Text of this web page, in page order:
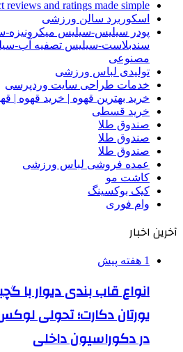
reviews and ratings made simple
اسکوربرد سالن ورزشی
پودر سیلیس-سیلیس
سندبلاست-سیلیس تصفیه آب-
مصنوعی
تولیدی لباس ورزشی
خدمات طراحی سایت وردپرسی
خرید بهترین قهوه | خرید قهوه |
خرید قسطی
صندوق طلا
صندوق طلا
صندوق طلا
عمده فروشی لباس ورزشی
کاشت مو
کیک بوکسینگ
وام فوری
آخرین اخبار
1 هفته پیش
انواع قاب بندی دیوار با
یورتان دکارت؛ تحولی
در دکوراسیون داخلی